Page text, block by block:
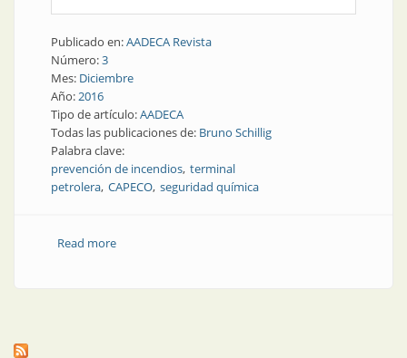
Publicado en:AADECA Revista
Número:3
Mes: Diciembre
Año:2016
Tipo de artículo:AADECA
Todas las publicaciones de: Bruno Schillig
Palabra clave:
prevención de incendios terminal
petrolera CAPECO seguridad química
Read moreabout Instrumentación de campo | ¿Podría haberse